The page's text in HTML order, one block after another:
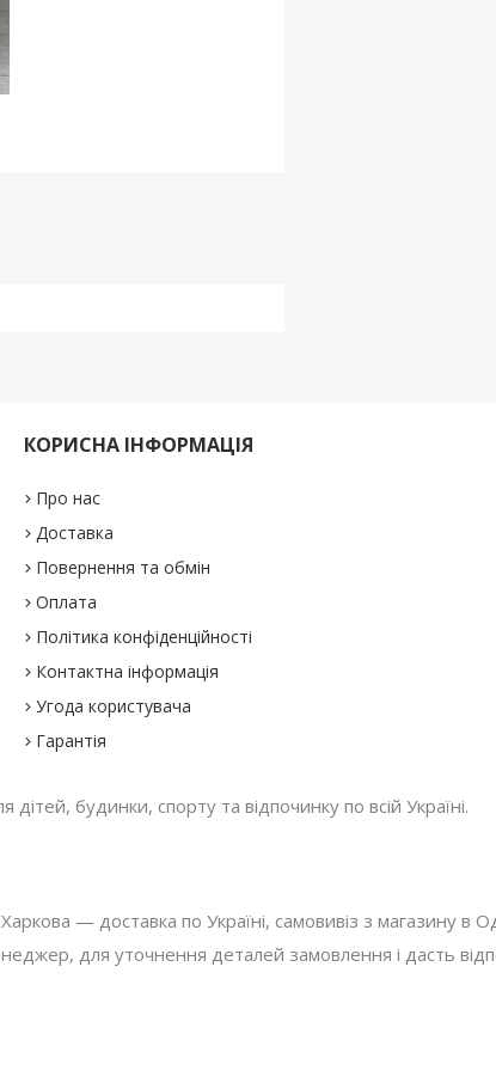
КОРИСНА ІНФОРМАЦІЯ
Про нас
Доставка
Повернення та обмін
Оплата
Політика конфіденційності
Контактна інформація
Угода користувача
Гарантія
дітей, будинки, спорту та відпочинку по всій Україні.
— доставка по Україні, самовивіз з магазину в
для уточнення деталей замовлення і дасть